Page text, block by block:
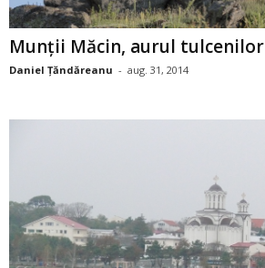
Munţii Măcin, aurul tulcenilor
Daniel Țăndăreanu - aug. 31, 2014